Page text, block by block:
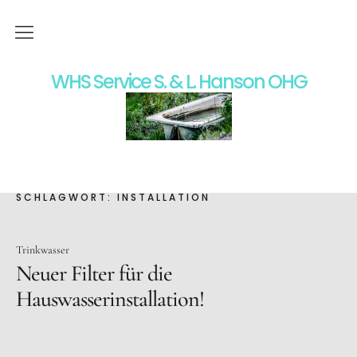
WHS Service S. & L. Hanson OHG
Home
Wir über uns
Badgestaltung
Datenschutz
Kontakt
SCHLAGWORT:INSTALLATION
Trinkwasser
Neuer Filter für die
Hauswasserinstallation!